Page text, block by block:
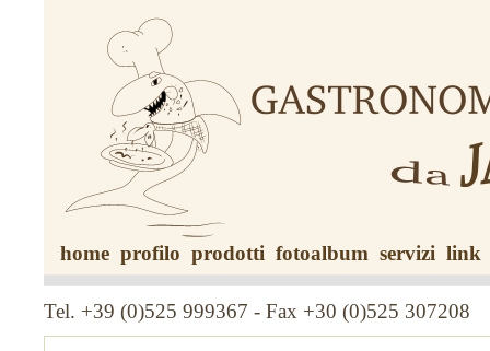
home profilo prodotti fotoalbum servizi link
Tel. +39 (0)525 999367 - Fax +30 (0)525 307208